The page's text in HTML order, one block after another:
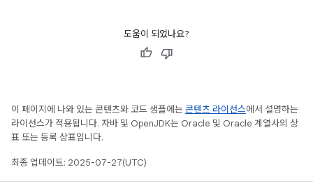
도움이 되었나요?
이 페이지에 나와 있는 콘텐츠와 코드 샘플에는 콘텐츠 라이선스에서 설명하는
라이선스가 적용됩니다. 자바 및 OpenJDK는 Oracle 및 Oracle 계열사의 상
표 또는 등록 상표입니다.
최종 업데이트: 2025-07-27(UTC)